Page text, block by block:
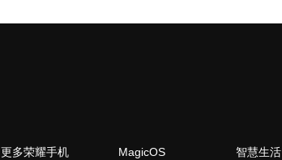
更多荣耀手机 MagicOS 智慧生活